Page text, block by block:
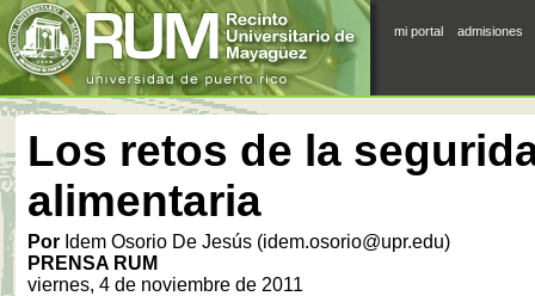
mi portal admisiones
Los retos de la
alimentaria
Por Idem Osorio De Jesús (idem.osorio@upr.edu)
PRENSA RUM
viernes, 4 de noviembre de 2011